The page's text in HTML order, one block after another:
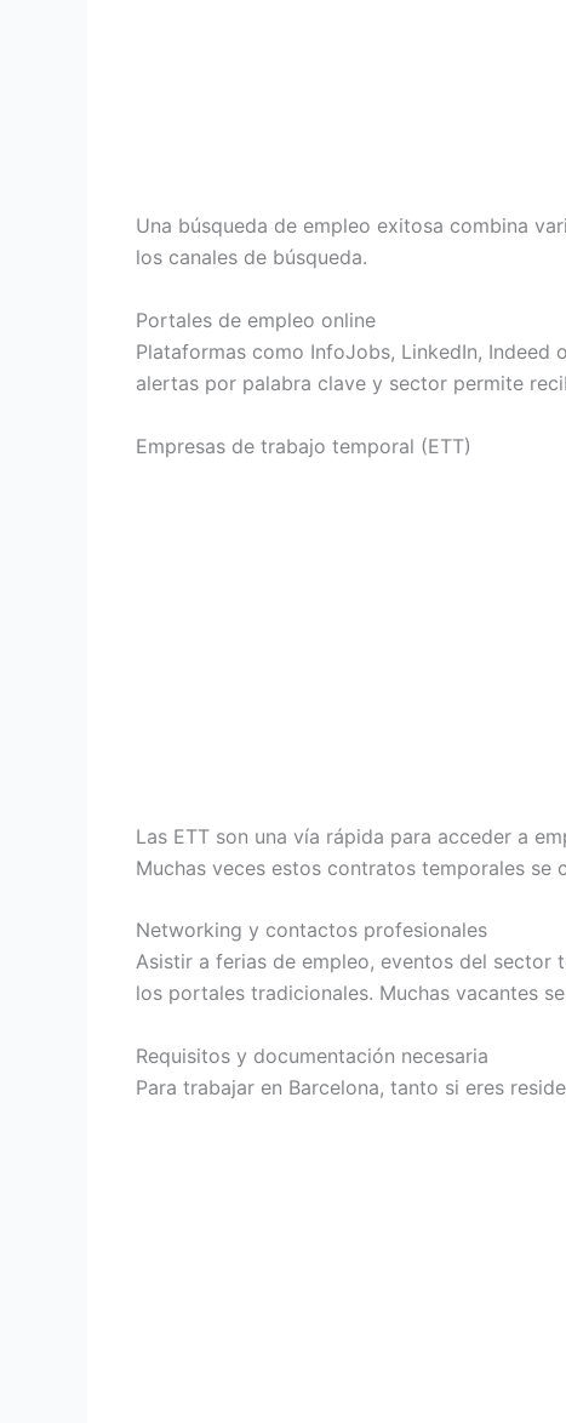
Una búsqueda de empleo exitosa combina
los canales de búsqueda.
Portales de empleo online
Plataformas como InfoJobs, LinkedIn, Indeed
alertas por palabra clave y sector permite
Empresas de trabajo temporal (ETT)
Las ETT son una vía rápida para acceder a
Muchas veces estos contratos temporales se
Networking y contactos profesionales
Asistir a ferias de empleo, eventos del sector
los portales tradicionales. Muchas vacantes
Requisitos y documentación necesaria
Para trabajar en Barcelona, tanto si eres